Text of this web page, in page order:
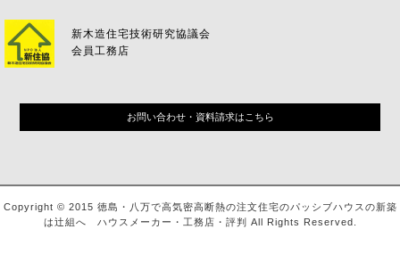
新木造住宅技術研究協議会
会員工務店
お問い合わせ・資料請求はこちら
Copyright © 2015 徳島・八万で高気密高断熱の注文住宅のパッシブハウスの新築
は辻組へ ハウスメーカー・工務店・評判 All Rights Reserved.